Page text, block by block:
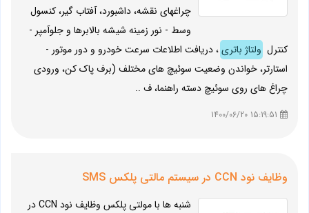
چراغهای نقشه، داشبورد، آفتاب گیر، کنسول
وسط - نور زمینه شیشه بالابرها و جلوآمپر -
کنترل ولتاژ باتری، دریافت اطلاعات سرعت خودرو و دور موتور -
استارتر، خواندن وضعیت سوئیچ های مختلف (برف پاک کن، ورودی
چراغ های روی سوئیچ دسته راهنما، ف ..
وظایف نود CCN در سیستم مالتی پلکس SMS
شنبه ها با مولتی پلکس وظایف نود CCN در